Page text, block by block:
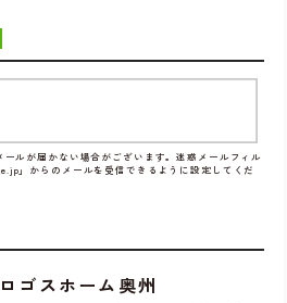
ルが届かない場合がございます。迷惑メールフィル
」からのメールを受信できるように設定してくだ
ロゴスホーム奥州